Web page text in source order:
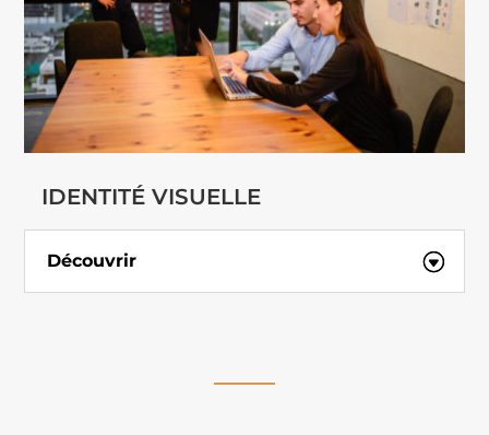
IDENTITÉ VISUELLE
Découvrir